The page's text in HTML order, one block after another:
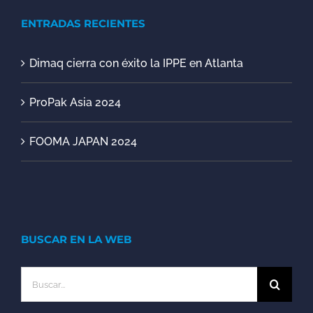
ENTRADAS RECIENTES
Dimaq cierra con éxito la IPPE en Atlanta
ProPak Asia 2024
FOOMA JAPAN 2024
BUSCAR EN LA WEB
Buscar: